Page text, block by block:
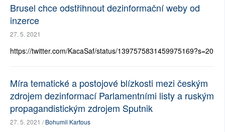
Brusel chce odstřihnout dezinformační weby od
inzerce
27. 5. 2021
https://twitter.com/KacaSaf/status/1397575831459975169?s=20
Míra tematické a postojové blízkosti mezi českým
zdrojem dezinformací Parlamentními listy a ruským
propagandistickým zdrojem Sputnik
27. 5. 2021 /Bohumil Kartous